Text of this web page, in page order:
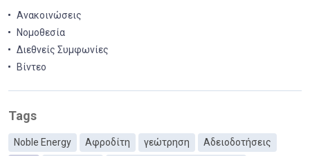
Ανακοινώσεις
Νομοθεσία
Διεθνείς Συμφωνίες
Βίντεο
Tags
Noble Energy Αφροδίτη γεώτρηση
Αδειοδοτήσεις